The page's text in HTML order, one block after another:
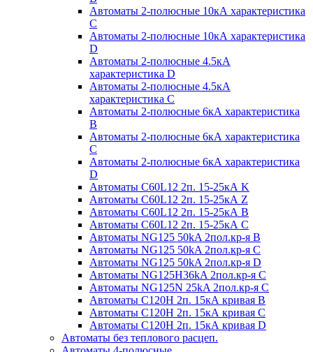
Автоматы 2-полюсные 10кА характеристика
C
Автоматы 2-полюсные 10кА характеристика
D
Автоматы 2-полюсные 4.5кА
характеристика D
Автоматы 2-полюсные 4.5кА
характеристика С
Автоматы 2-полюсные 6кА характеристика
B
Автоматы 2-полюсные 6кА характеристика
C
Автоматы 2-полюсные 6кА характеристика
D
Автоматы C60L12 2п. 15-25кА K
Автоматы C60L12 2п. 15-25кА Z
Автоматы C60L12 2п. 15-25кА B
Автоматы C60L12 2п. 15-25кА C
Автоматы NG125 50kA 2пол.кр-я B
Автоматы NG125 50kA 2пол.кр-я C
Автоматы NG125 50kA 2пол.кр-я D
Автоматы NG125H36kA 2пол.кр-я C
Автоматы NG125N 25kA 2пол.кр-я C
Автоматы С120H 2п. 15кА кривая B
Автоматы С120H 2п. 15кА кривая C
Автоматы С120H 2п. 15кА кривая D
Автоматы без теплового расцеп.